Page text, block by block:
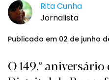
Rita Cunha
Jornalista
Publicado em 02 de junho
O 149.º